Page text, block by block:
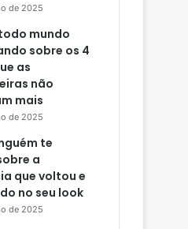
de 2025
mundo
sobre os 4
as
não
mais
de 2025
te
a
que voltou e
no seu look
de 2025